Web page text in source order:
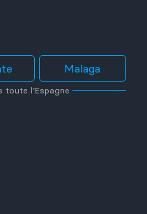
Malaga
l’Espagne